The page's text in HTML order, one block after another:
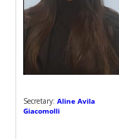
Secretary:Aline Avila
Giacomolli